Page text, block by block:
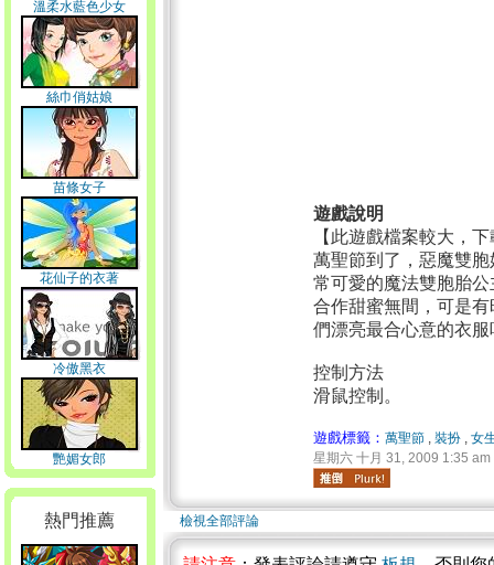
溫柔水藍色少女
絲巾俏姑娘
苗條女子
花仙子的衣著
冷傲黑衣
艷媚女郎
熱門推薦
遊戲說明
【此遊戲檔案較大，
萬聖節到了，惡魔雙
常可愛的魔法雙胞胎
合作甜蜜無間，可是
們漂亮最合心意的衣服
控制方法
滑鼠控制。
遊戲標籤： 萬聖節 , 裝扮 , 女
星期六 十月 31, 2009 1:35 am
檢視全部評論